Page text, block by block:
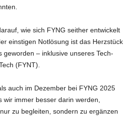
wie sich FYNG seither entwickelt
einstigen Notlösung ist das Herzstück
geworden – inklusive unseres Tech-
(FYNT).
auch im Dezember bei FYNG 2025
wir immer besser darin werden,
zu begleiten, sondern zu ergänzen